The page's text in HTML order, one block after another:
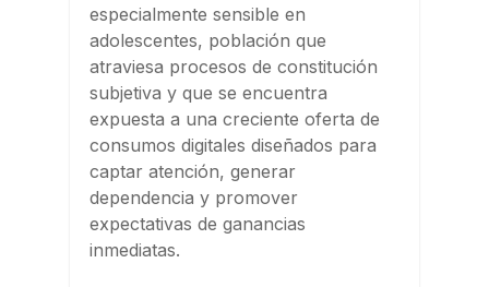
especialmente sensible en
adolescentes, población que
atraviesa procesos de constitución
subjetiva y que se encuentra
expuesta a una creciente oferta de
consumos digitales diseñados para
captar atención, generar
dependencia y promover
expectativas de ganancias
inmediatas.